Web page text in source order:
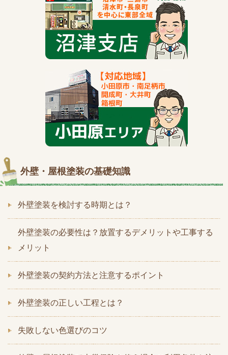
外壁・屋根塗装の基礎知識
外壁塗装を検討する時期とは？
外壁塗装の必要性は？放置するデメリットや工事する
メリット
外壁塗装の契約方法と注意するポイント
外壁塗装の正しい工程とは？
失敗しない色選びのコツ